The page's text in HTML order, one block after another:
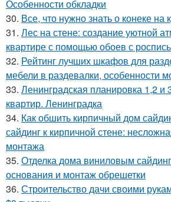
Особенности обкладки
30. Все, что нужно знать о конеке
31. Лес на стене: создание уютной
квартире с помощью обоев с
32. Рейтинг лучших шкафов для
мебели в раздевалки, особенности
33. Ленинградская планировка 1,2 и
квартир. Ленинградка
34. Как обшить кирпичный дом
сайдинг к кирпичной стене:
монтажа
35. Отделка дома виниловым
основания и монтаж обрешетки
36. Строительство дачи своими